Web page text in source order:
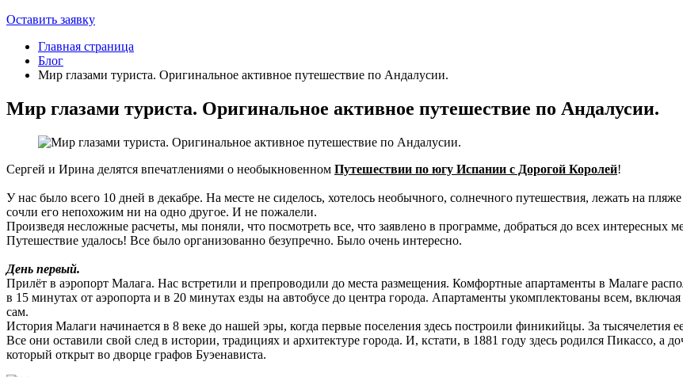
Оставить заявку
Главная страница
Блог
Мир глазами туриста. Оригинальное активное путешествие по Андалусии.
Мир глазами туриста. Оригинальное активное путешествие по Андалусии.
Сергей и Ирина делятся впечатлениями о необыкновенном Путешествии по югу Испании с Дорогой Королей!
У нас было всего 10 дней в декабре. На месте не сиделось, хотелось необычного, солнечного путешествия, лежать на
сочли его непохожим ни на одно другое. И не пожалели.
Произведя несложные расчеты, мы поняли, что посмотреть все, что заявлено в программе, добраться до всех интересных
Путешествие удалось! Все было организованно безупречно. Было очень интересно.
День первый.
Прилёт в аэропорт Малага. Нас встретили и препроводили до места размещения. Комфортные апартаменты в Малаге
в 15 минутах от аэропорта и в 20 минутах езды на автобусе до центра города. Апартаменты укомплектованы всем,
сам.
История Малаги начинается в 8 веке до нашей эры, когда первые поселения здесь построили финикийцы. За тысячелетия
Все они оставили свой след в истории, традициях и архитектуре города. И, кстати, в 1881 году здесь родился Пикассо, а
который открыт во дворце графов Буэенависта.